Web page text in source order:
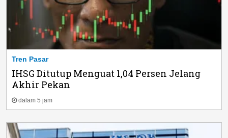
Tren Pasar
IHSG Ditutup Menguat 1,04 Persen Jelang
Akhir Pekan
dalam 5 jam